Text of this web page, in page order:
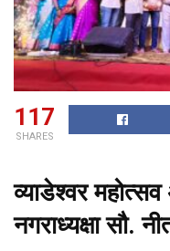
117
SHARES
व्याडेश्वर
नगराध्यक्षा सौ.